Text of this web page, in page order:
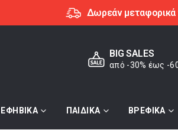
Δωρεάν μεταφορικά
BIG SALES
από -30% έως -
ΕΦΗΒΙΚΑ ΠΑΙΔΙΚΑ ΒΡΕΦΙΚΑ